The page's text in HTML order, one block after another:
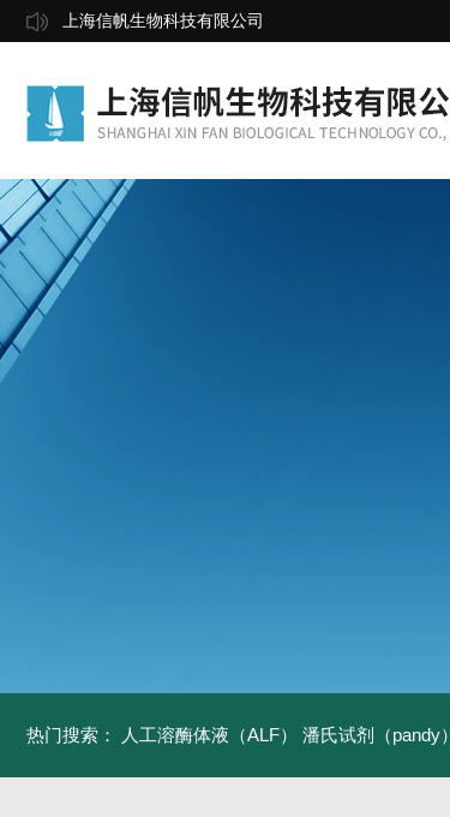
上海信帆生物科技有限公司
热门搜索： 人工溶酶体液（ALF） 潘氏试剂（pandy）